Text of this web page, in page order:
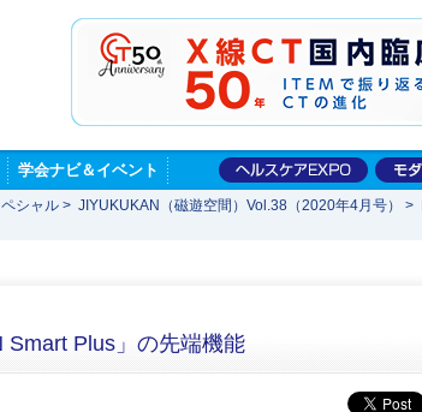
学会ナビ＆イベント
シャル > JIYUKUKAN（磁遊空間）Vol.38（2020年4月号） >
Smart Plus」の先端機能